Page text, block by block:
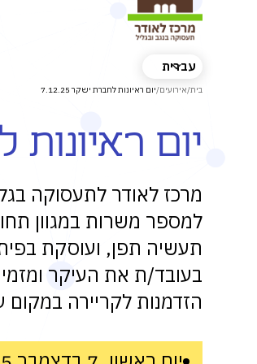
עברית
בית/אירועים/יום ראיונות לחברת ישקר 7.12.25
יום ראיונות
מרכז לאודר לתעסוקה
למספר משרות במגוון
תעשיה תפן, ועוסקת
בעובד/ת את העיקר
הזדמנות לקריירה